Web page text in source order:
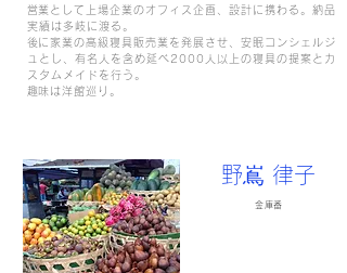
​営業として上場企業のオフィス企画、設計に携わる。納品
実績は多岐に渡る。
​後に家業の高級寝具販売業を発展させ、安眠コンシェルジ
ュとし、有名人を含め延べ2000人以上の寝具の提案とカ
スタムメイドを行う。
​趣味は洋館巡り。
野嶌 律子
金庫番